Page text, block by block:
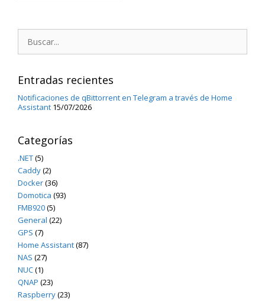
Entradas recientes
Notificaciones de qBittorrent en Telegram a través de Home
Assistant 15/07/2026
Categorías
.NET(5)
Caddy(2)
Docker(36)
Domotica (93)
FMB920(5)
General (22)
GPS (7)
Home Assistant(87)
NAS (27)
NUC(1)
QNAP (23)
Raspberry(23)